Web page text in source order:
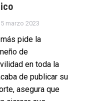
5 marzo 2023
pide la
de
en toda la
de publicar su
asegura que